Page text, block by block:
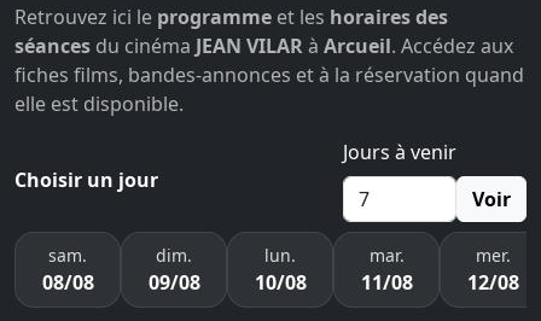
Retrouvez ici le programme et les horaires des
séances du cinéma JEAN VILARà Arcueil. Accédez aux
fiches films, bandes-annonces et à la réservation quand
elle est disponible.
Choisir un jour
Jours à venir
Voir
sam.
08/08
dim.
09/08
lun.
10/08
mar.
11/08
mer.
12/08